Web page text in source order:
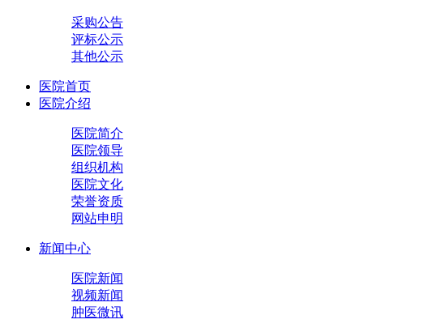
采购公告
评标公示
其他公示
医院首页
医院介绍
医院简介
医院领导
组织机构
医院文化
荣誉资质
网站申明
新闻中心
医院新闻
视频新闻
肿医微讯